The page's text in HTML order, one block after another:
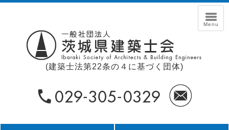
(建築士法第22条の４に基づく団体)